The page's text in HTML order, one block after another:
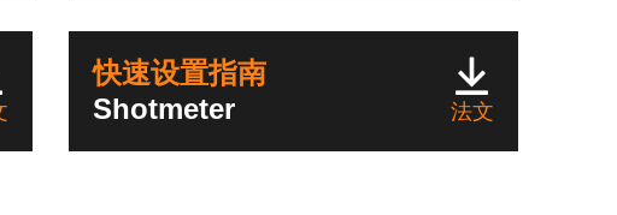
快速设置指南
Shotmeter
法文